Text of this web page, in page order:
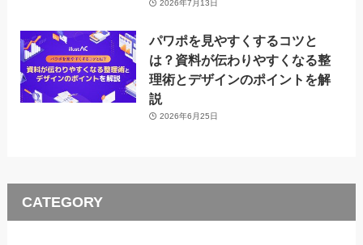
2026年7月13日
パワポを見やすくするコツと
は？資料が伝わりやすくなる整
理術とデザインのポイントを解
説
2026年6月25日
CATEGORY